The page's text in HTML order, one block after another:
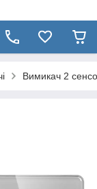
Вимикач 2